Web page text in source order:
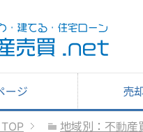
ージ 売
TOP
地域別：不動産